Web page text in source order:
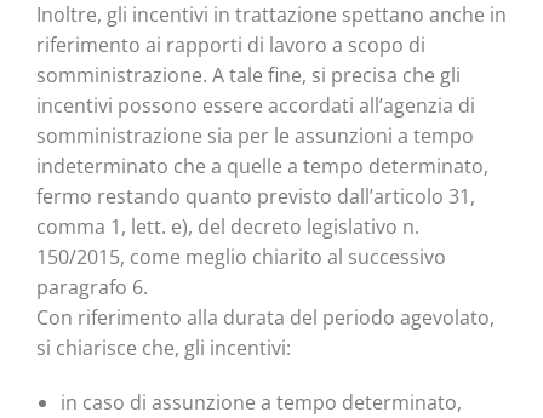
Inoltre, gli incentivi in trattazione spettano anche in
riferimento ai rapporti di lavoro a scopo di
somministrazione. A tale fine, si precisa che gli
incentivi possono essere accordati all’agenzia di
somministrazione sia per le assunzioni a tempo
indeterminato che a quelle a tempo determinato,
fermo restando quanto previsto dall’articolo 31,
comma 1, lett. e), del decreto legislativo n.
150/2015, come meglio chiarito al successivo
paragrafo 6.
Con riferimento alla durata del periodo agevolato,
si chiarisce che, gli incentivi:
in caso di assunzione a tempo determinato,